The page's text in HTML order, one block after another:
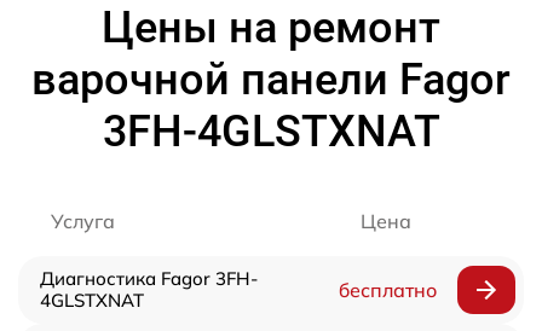
Цены на ремонт
варочной панели Fagor
3FH-4GLSTXNAT
Услуга Цена
Диагностика Fagor 3FH-
4GLSTXNAT
бесплатно